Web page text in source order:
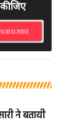
SUBSCRIBE
ने बतायी